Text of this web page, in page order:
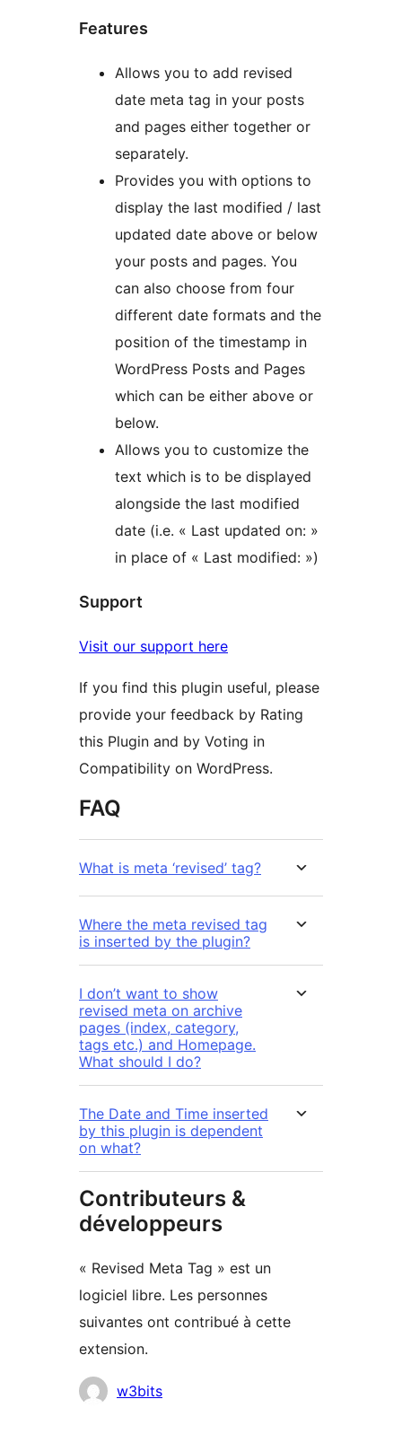
Features
Allows you to add revised
date meta tag in your posts
and pages either together or
separately.
Provides you with options to
display the last modified / last
updated date above or below
your posts and pages. You
can also choose from four
different date formats and the
position of the timestamp in
WordPress Posts and Pages
which can be either above or
below.
Allows you to customize the
text which is to be displayed
alongside the last modified
date (i.e. « Last updated on: »
in place of « Last modified: »)
Support
Visit our support here
If you find this plugin useful, please
provide your feedback by Rating
this Plugin and by Voting in
Compatibility on WordPress.
FAQ
What is meta ‘revised’ tag?
Where the meta revised tag
is inserted by the plugin?
I don’t want to show
revised meta on archive
pages (index, category,
tags etc.) and Homepage.
What should I do?
The Date and Time inserted
by this plugin is dependent
on what?
Contributeurs &
développeurs
« Revised Meta Tag » est un
logiciel libre. Les personnes
suivantes ont contribué à cette
extension.
Contributeurs
w3bits